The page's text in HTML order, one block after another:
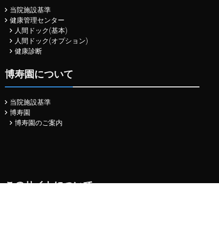
当院施設基準
健康管理センター
人間ドック(基本)
人間ドック(オプション)
健康診断
博寿園について
当院施設基準
博寿園
博寿園のご案内
このサイトについて